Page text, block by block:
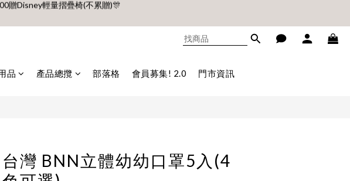
贈Disney輕量摺疊椅(不累贈)🎊
品 產品總攬 部落格 會員募集! 2.0 門市資訊
台灣 BNN立體幼幼口罩5入(4
立即購買